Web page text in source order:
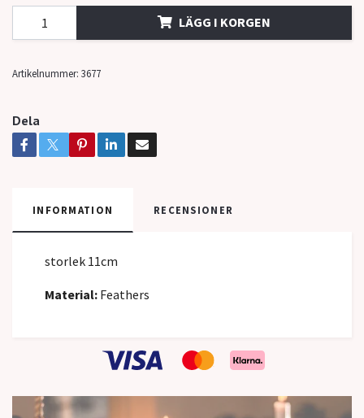
LÄGG I KORGEN
Artikelnummer: 3677
Dela
INFORMATION RECENSIONER
storlek 11cm
Material: Feathers